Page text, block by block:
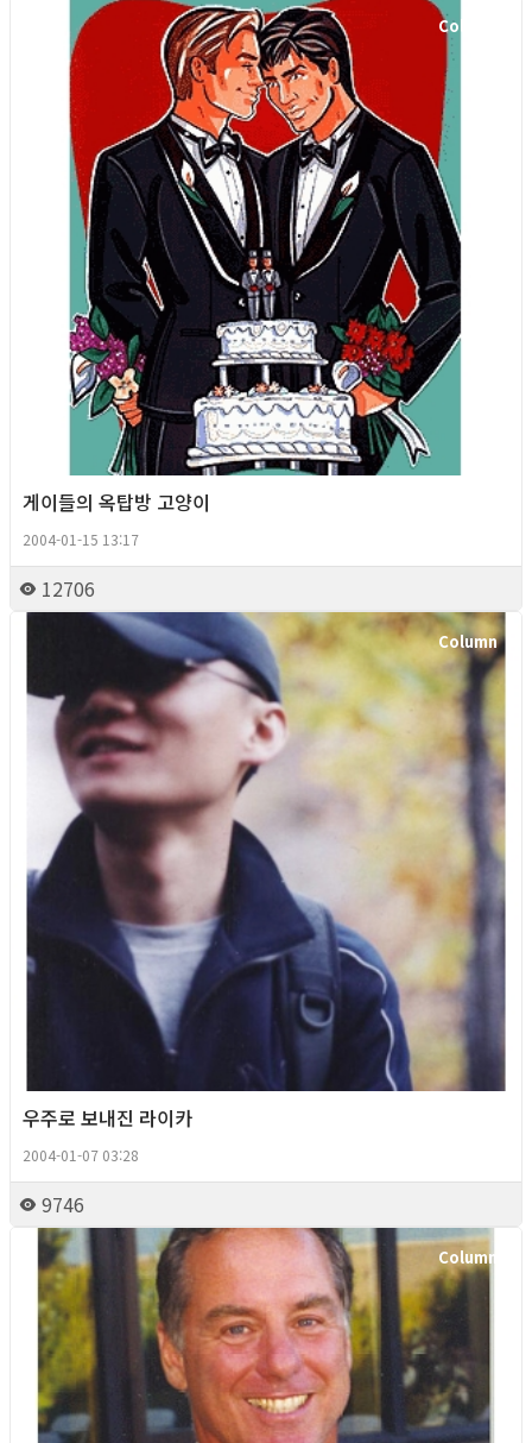
Column
게이들의 옥탑방 고양이
2004-01-15 13:17
12706
Column
우주로 보내진 라이카
2004-01-07 03:28
9746
Column